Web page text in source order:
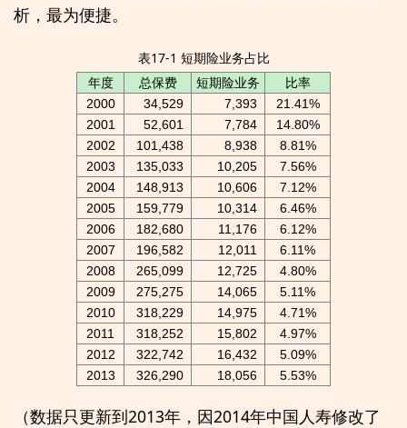
析，最为便捷。
表17-1 短期险业务占比
年度
总保费 短期险业务 比率
2000 34,529 7,393
21.41%
2001
52,601 7,784
14.80%
2002
101,438 8,938
8.81%
2003
135,033 10,205
7.56%
2004
148,913 10,606
7.12%
2005
159,779 10,314
6.46%
2006
182,680 11,176
6.12%
2007
196,582 12,011
6.11%
2008
265,099 12,725
4.80%
2009
275,275 14,065
5.11%
2010
318,229 14,975
4.71%
2011
318,252 15,802
4.97%
2012
322,742 16,432
5.09%
2013
326,290 18,056 5.53%
（数据只更新到2013年，因2014年中国人寿修改了